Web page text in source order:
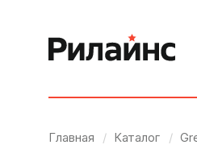
Главная / Каталог /